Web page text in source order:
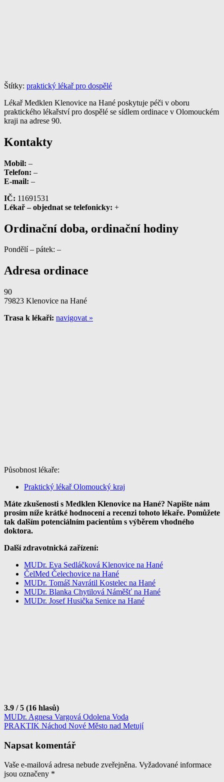
Štítky: praktický lékař pro dospělé
Lékař Medklen Klenovice na Hané poskytuje péči v oboru
praktického lékařství pro dospělé se sídlem ordinace v Olomouckém
kraji na adrese 90.
Kontakty
Mobil: –
Telefon: –
E-mail: –
IČ: 11691531
Lékař – objednat se telefonicky: +
Ordinační doba, ordinační hodiny
Pondělí – pátek: –
Adresa ordinace
90
79823 Klenovice na Hané
Trasa k lékaři: navigovat »
Působnost lékaře:
Praktický lékař Olomoucký kraj
Máte zkušenosti s Medklen Klenovice na Hané? Napište nám
prosím níže krátké hodnocení a recenzi tohoto lékaře. Pomůžete
tak dalším potenciálním pacientům s výběrem vhodného
doktora.
Další zdravotnická zařízení:
MUDr. Eva Sedláčková Klenovice na Hané
ČelMed Čelechovice na Hané
MUDr. Tomáš Navrátil Kostelec na Hané
MUDr. Blanka Chytilová Náměšť na Hané
MUDr. Josef Husička Senice na Hané
3.9 / 5 (16 hlasů)
Navigace
pro
příspěvek
MUDr. Agnesa Vargová Odolena Voda
PRAKTIK Náchod Nové Město nad Metují
Napsat komentář
Vaše e-mailová adresa nebude zveřejněna. Vyžadované informace
jsou označeny *